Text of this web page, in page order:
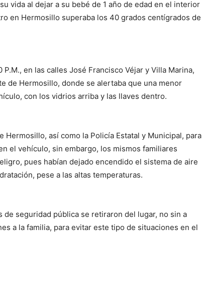
vida al dejar a su bebé de 1 año de edad en el interior
en Hermosillo superaba los 40 grados centígrados de
en las calles José Francisco Véjar y Villa Marina,
de Hermosillo, donde se alertaba que una menor
con los vidrios arriba y las llaves dentro.
Hermosillo, así como la Policía Estatal y Municipal, para
el vehículo, sin embargo, los mismos familiares
pues habían dejado encendido el sistema de aire
pese a las altas temperaturas.
seguridad pública se retiraron del lugar, no sin a
a la familia, para evitar este tipo de situaciones en el